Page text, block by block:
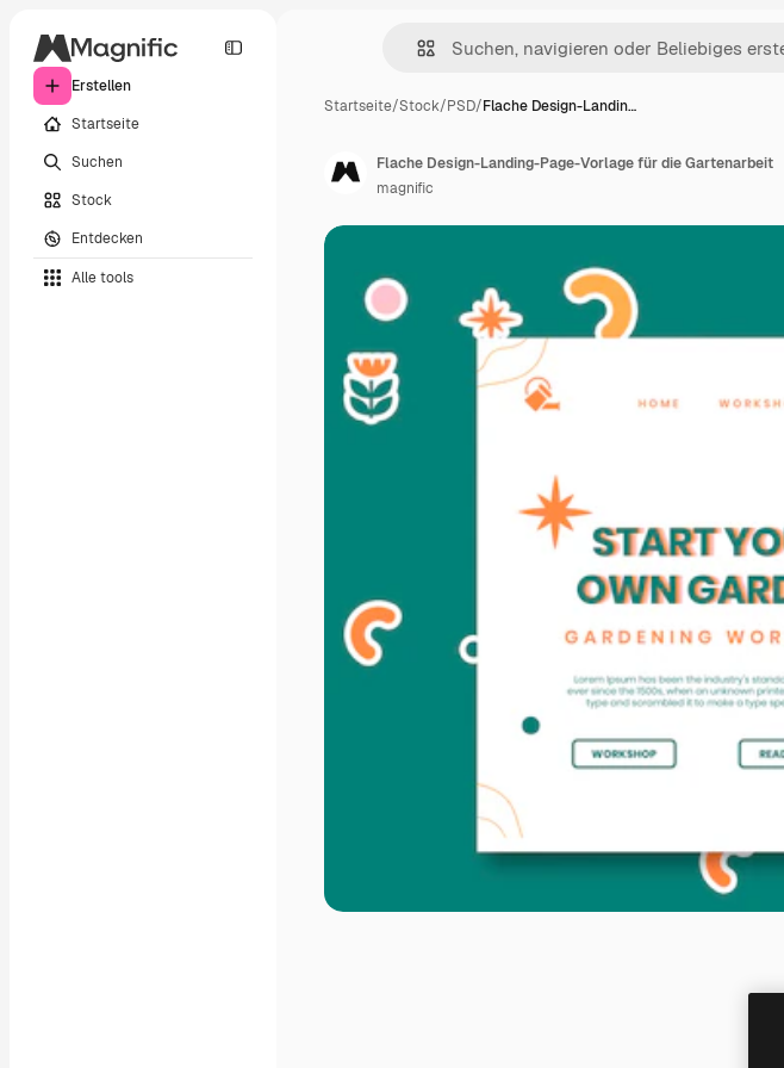
Erstellen
Startseite
Suchen
Stock
Entdecken
Alle tools
Startseite/Stock/PSD/Flache Design-Landin…
Flache Design-Landing-Page-Vorlage für die Gartenarbeit
magnific